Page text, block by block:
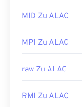
MID Zu ALAC
MP1 Zu ALAC
raw Zu ALAC
RMI Zu ALAC